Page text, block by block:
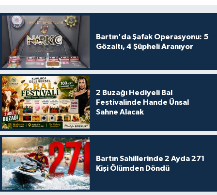
Bartın'da Şafak Operasyonu: 5
Gözaltı, 4 Şüpheli Aranıyor
2 Buzağı Hediyeli Bal
Festivalinde Hande Ünsal
Sahne Alacak
Bartın Sahillerinde 2 Ayda 271
Kişi Ölümden Döndü